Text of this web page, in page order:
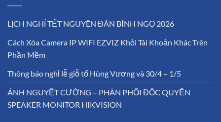
LỊCH NGHỈ TẾT NGUYÊN ĐÁN BÍNH NGỌ 2026
Cách Xóa Camera IP WIFI EZVIZ Khỏi Tài Khoản Khác Trên
Phần Mềm
Thông báo nghỉ lễ giỗ tổ Hùng Vương và 30/4 – 1/5
ÁNH NGUYỆT CƯỜNG – PHÂN PHỐI ĐỘC QUYỀN
SPEAKER MONITOR HIKVISION